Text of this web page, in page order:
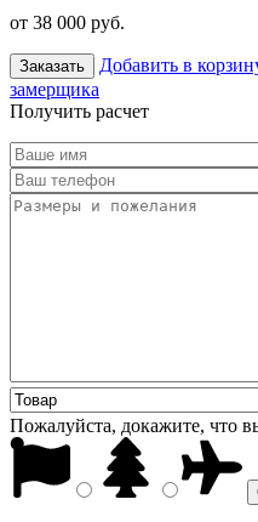
от 38 000 руб.
Заказать Добавить в
замерщика
Получить расчет
Пожалуйста, докажите, что